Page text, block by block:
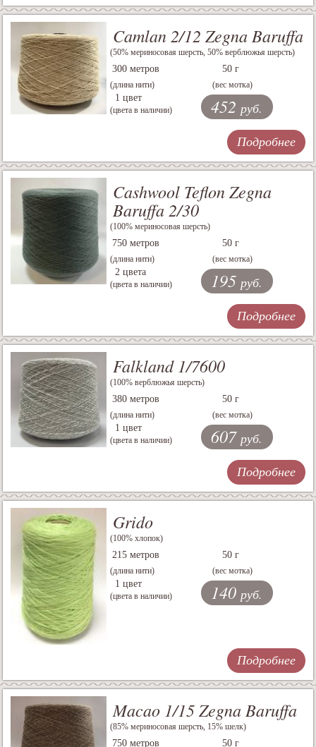
Camlan 2/12 Zegna Baruffa
(50% мериносовая шерсть, 50% верблюжья шерсть)
300 метров
(длина нити)
50 г
(вес мотка)
1 цвет
(цвета в наличии) 452 руб.
Подробнее
Cashwool Teflon Zegna
Baruffa 2/30
(100% мериносовая шерсть)
750 метров
(длина нити)
50 г
(вес мотка)
2 цвета
(цвета в наличии) 195 руб.
Подробнее
Falkland 1/7600
(100% верблюжья шерсть)
380 метров
(длина нити)
50 г
(вес мотка)
1 цвет
(цвета в наличии) 607 руб.
Подробнее
Grido
(100% хлопок)
215 метров
(длина нити)
50 г
(вес мотка)
1 цвет
(цвета в наличии) 140 руб.
Подробнее
Macao 1/15 Zegna Baruffa
(85% мериносовая шерсть, 15% шелк)
750 метров 50 г